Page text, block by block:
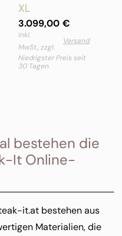
XL
3.099,00 €
inkl.
MwSt., zzgl.
Versand
Niedrigster Preis seit
30 Tagen
bestehen die
It Online-
it.at bestehen aus
Materialien, die